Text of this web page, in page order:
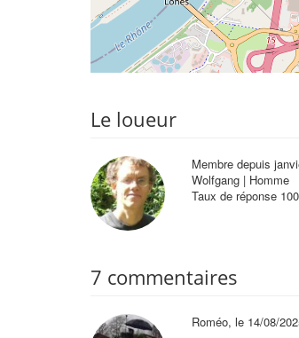
Le loueur
Membre depuis
Wolfgang | Homme
Taux de réponse
7 commentaires
Roméo, le 14/08/